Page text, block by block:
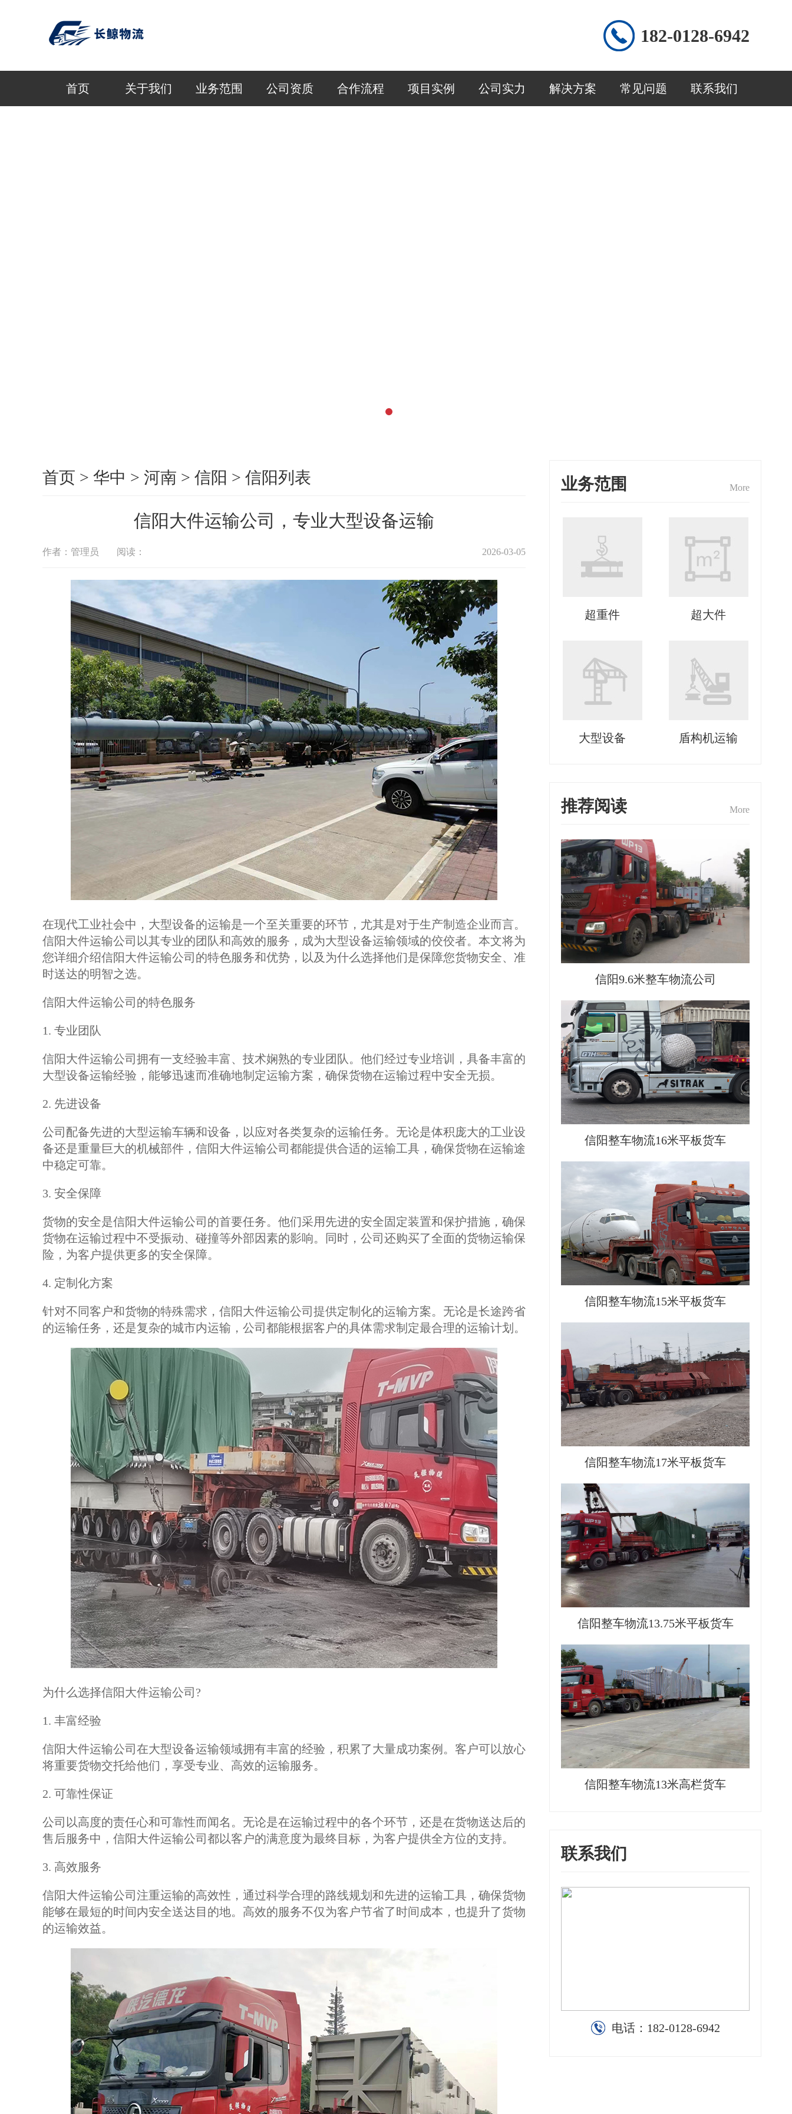
182-0128-6942
首页 关于我们 业务范围 公司资质 合作流程 项目实例 公司实力 解决方案 常见问题 联系我们
首页 > 华中 > 河南 > 信阳 > 信阳列表
信阳大件运输公司，专业大型设备运输
作者：管理员 阅读： 2026-03-05
在现代工业社会中，大型设备的运输是一个至关重要的环节，尤其是对于生产制造企业而言。
信阳大件运输公司以其专业的团队和高效的服务，成为大型设备运输领域的佼佼者。本文将为
您详细介绍信阳大件运输公司的特色服务和优势，以及为什么选择他们是保障您货物安全、准
时送达的明智之选。
信阳大件运输公司的特色服务
1. 专业团队
信阳大件运输公司拥有一支经验丰富、技术娴熟的专业团队。他们经过专业培训，具备丰富的
大型设备运输经验，能够迅速而准确地制定运输方案，确保货物在运输过程中安全无损。
2. 先进设备
公司配备先进的大型运输车辆和设备，以应对各类复杂的运输任务。无论是体积庞大的工业设
备还是重量巨大的机械部件，信阳大件运输公司都能提供合适的运输工具，确保货物在运输途
中稳定可靠。
3. 安全保障
货物的安全是信阳大件运输公司的首要任务。他们采用先进的安全固定装置和保护措施，确保
货物在运输过程中不受振动、碰撞等外部因素的影响。同时，公司还购买了全面的货物运输保
险，为客户提供更多的安全保障。
4. 定制化方案
针对不同客户和货物的特殊需求，信阳大件运输公司提供定制化的运输方案。无论是长途跨省
的运输任务，还是复杂的城市内运输，公司都能根据客户的具体需求制定最合理的运输计划。
为什么选择信阳大件运输公司?
1. 丰富经验
信阳大件运输公司在大型设备运输领域拥有丰富的经验，积累了大量成功案例。客户可以放心
将重要货物交托给他们，享受专业、高效的运输服务。
2. 可靠性保证
公司以高度的责任心和可靠性而闻名。无论是在运输过程中的各个环节，还是在货物送达后的
售后服务中，信阳大件运输公司都以客户的满意度为最终目标，为客户提供全方位的支持。
3. 高效服务
信阳大件运输公司注重运输的高效性，通过科学合理的路线规划和先进的运输工具，确保货物
能够在最短的时间内安全送达目的地。高效的服务不仅为客户节省了时间成本，也提升了货物
的运输效益。
业务范围 More
超重件 超大件
大型设备 盾构机运输
推荐阅读 More
信阳9.6米整车物流公司
信阳整车物流16米平板货车
信阳整车物流15米平板货车
信阳整车物流17米平板货车
信阳整车物流13.75米平板货车
信阳整车物流13米高栏货车
联系我们
电话： 182-0128-6942